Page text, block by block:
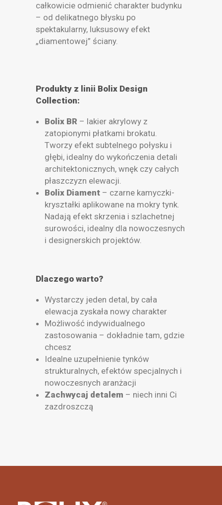
całkowicie odmienić charakter budynku
– od delikatnego błysku po
spektakularny, luksusowy efekt
„diamentowej” ściany.
Produkty z linii Bolix Design
Collection:
Bolix BR – lakier akrylowy z
zatopionymi płatkami brokatu.
Tworzy efekt subtelnego połysku i
głębi, idealny do wykończenia detali
architektonicznych, wnęk czy całych
płaszczyzn elewacji.
Bolix Diament – czarne kamyczki-
kryształki aplikowane na mokry tynk.
Nadają efekt skrzenia i szlachetnej
surowości, idealny dla nowoczesnych
i designerskich projektów.
Dlaczego warto?
Wystarczy jeden detal, by cała
elewacja zyskała nowy charakter
Możliwość indywidualnego
zastosowania – dokładnie tam, gdzie
chcesz
Idealne uzupełnienie tynków
strukturalnych, efektów specjalnych i
nowoczesnych aranżacji
Zachwycaj detalem – niech inni Ci
zazdroszczą